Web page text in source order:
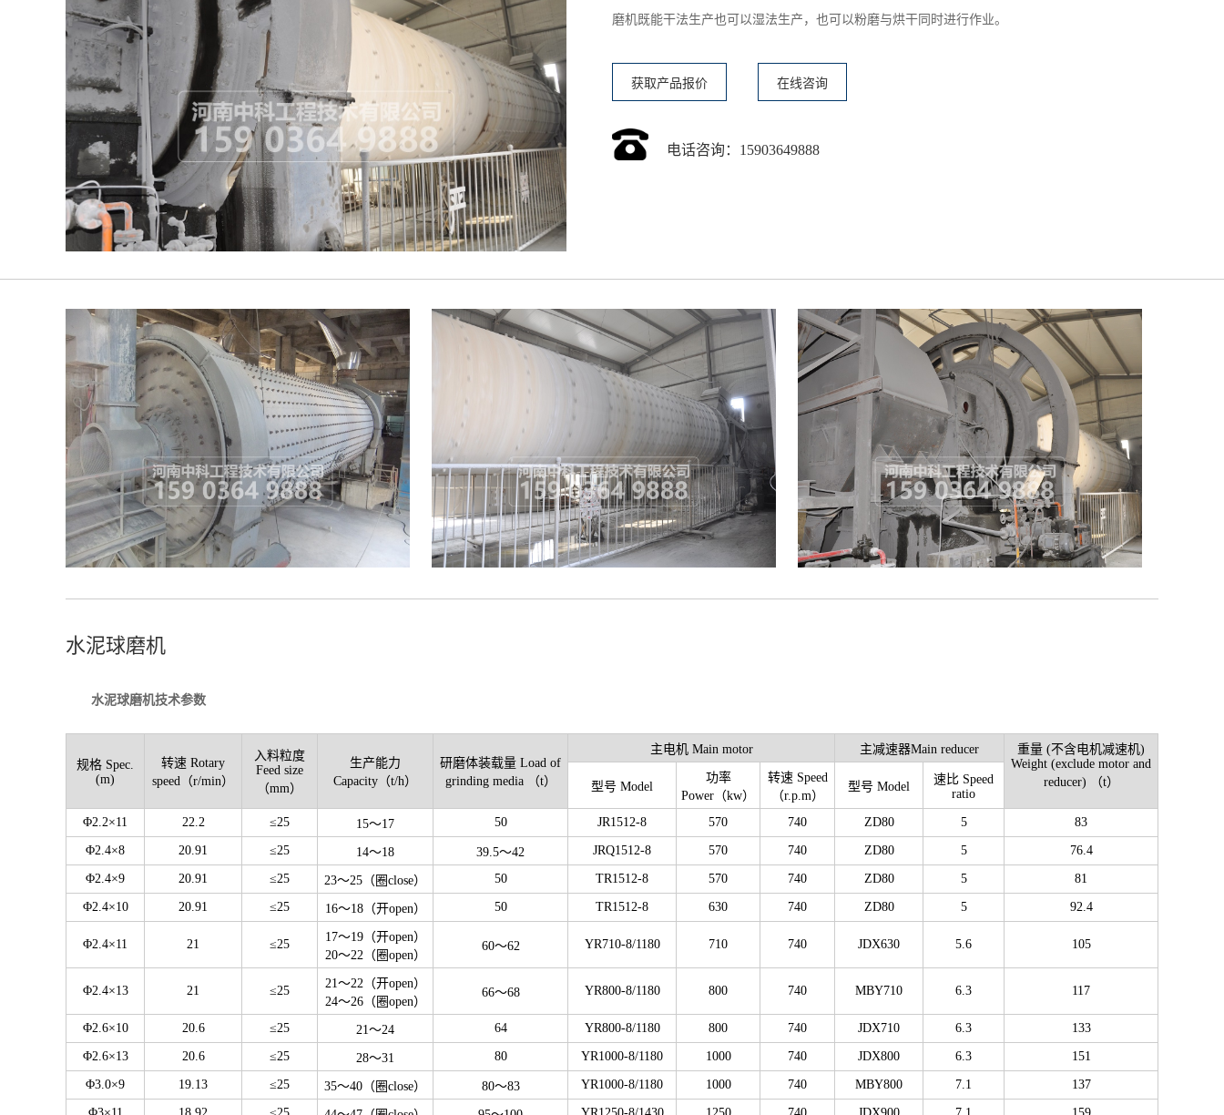
磨机既能干法生产也可以湿法生产，也可以粉磨与烘干同时进行作业。
获取产品报价 在线咨询
电话咨询：15903649888
水泥球磨机
水泥球磨机技术参数
规格 Spec.
(m)
转速 Rotary
speed（r/min）
入料粒度
Feed size
（mm）
生产能力
Capacity（t/h）
研磨体装载量 Load of
grinding media （t）
主电机 Main motor 主减速器Main reducer
重量 (不含电机减速机)
Weight (exclude motor and
reducer) （t）
型号 Model
功率
Power（kw）
转速 Speed
（r.p.m）
型号 Model
速比 Speed
ratio
Φ2.2×11 22.2 ≤25 15～17 50 JR1512-8 570 740 ZD80 5 83
Φ2.4×8 20.91 ≤25 14～18 39.5～42 JRQ1512-8 570 740 ZD80 5 76.4
Φ2.4×9 20.91 ≤25 23～25（圈close） 50 TR1512-8 570 740 ZD80 5 81
Φ2.4×10 20.91 ≤25 16～18（开open） 50 TR1512-8 630 740 ZD80 5 92.4
Φ2.4×11 21 ≤25
17～19（开open）
20～22（圈open）
60～62 YR710-8/1180 710 740 JDX630 5.6 105
Φ2.4×13 21 ≤25
21～22（开open）
24～26（圈open）
66～68 YR800-8/1180 800 740 MBY710 6.3 117
Φ2.6×10 20.6 ≤25 21～24 64 YR800-8/1180 800 740 JDX710 6.3 133
Φ2.6×13 20.6 ≤25 28～31 80 YR1000-8/1180 1000 740 JDX800 6.3 151
Φ3.0×9 19.13 ≤25 35～40（圈close） 80～83 YR1000-8/1180 1000 740 MBY800 7.1 137
Φ3×11 18.92 ≤25 YR1250-8/1430 1250 740 JDX900 7.1 159